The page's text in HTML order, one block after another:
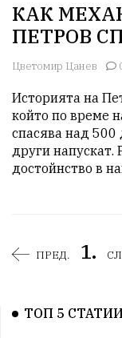
КАК
ПЕТРОВ
Цветомир Цанев
Историята на
който по време
спасява над 500
други напускат.
достойнство в
ПРЕД. 1.
ТОП 5